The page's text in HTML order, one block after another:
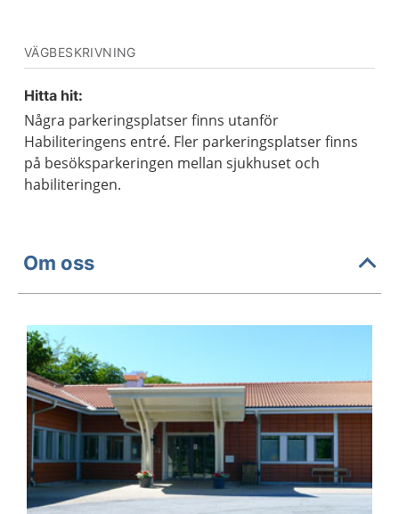
VÄGBESKRIVNING
Hitta hit:
Några parkeringsplatser finns utanför
Habiliteringens entré. Fler parkeringsplatser finns
på besöksparkeringen mellan sjukhuset och
habiliteringen.
Om oss